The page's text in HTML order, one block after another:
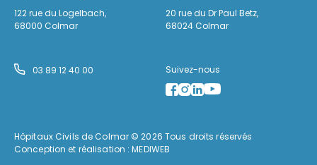
03 89 12 40 00 Suivez-nous
122 rue du Logelbach,
68000 Colmar
20 rue du Dr Paul Betz,
68024 Colmar
Hôpitaux Civils de Colmar © 2026 Tous droits réservés
Conception et réalisation :MEDIWEB